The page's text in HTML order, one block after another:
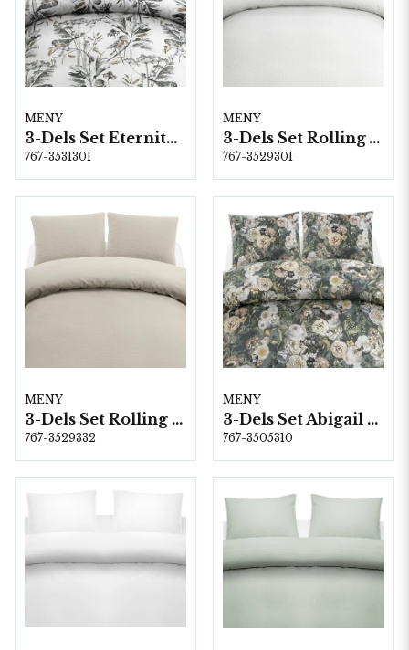
MENY
3-Dels Set Eternity Vit Dubbel
767-3531301
MENY
3-Dels Set Rolling Vit Dubbel
767-3529301
MENY
3-Dels Set Rolling Linne Dubbel
767-3529332
MENY
3-Dels Set Abigail Grön Dubbel
767-3505310